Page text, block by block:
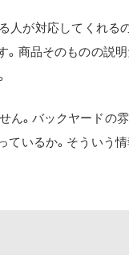
人が対応してくれる
商品そのものの説
。バックヤードの
いるか。そういう